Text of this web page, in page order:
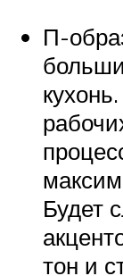
П-
Будет
тон и